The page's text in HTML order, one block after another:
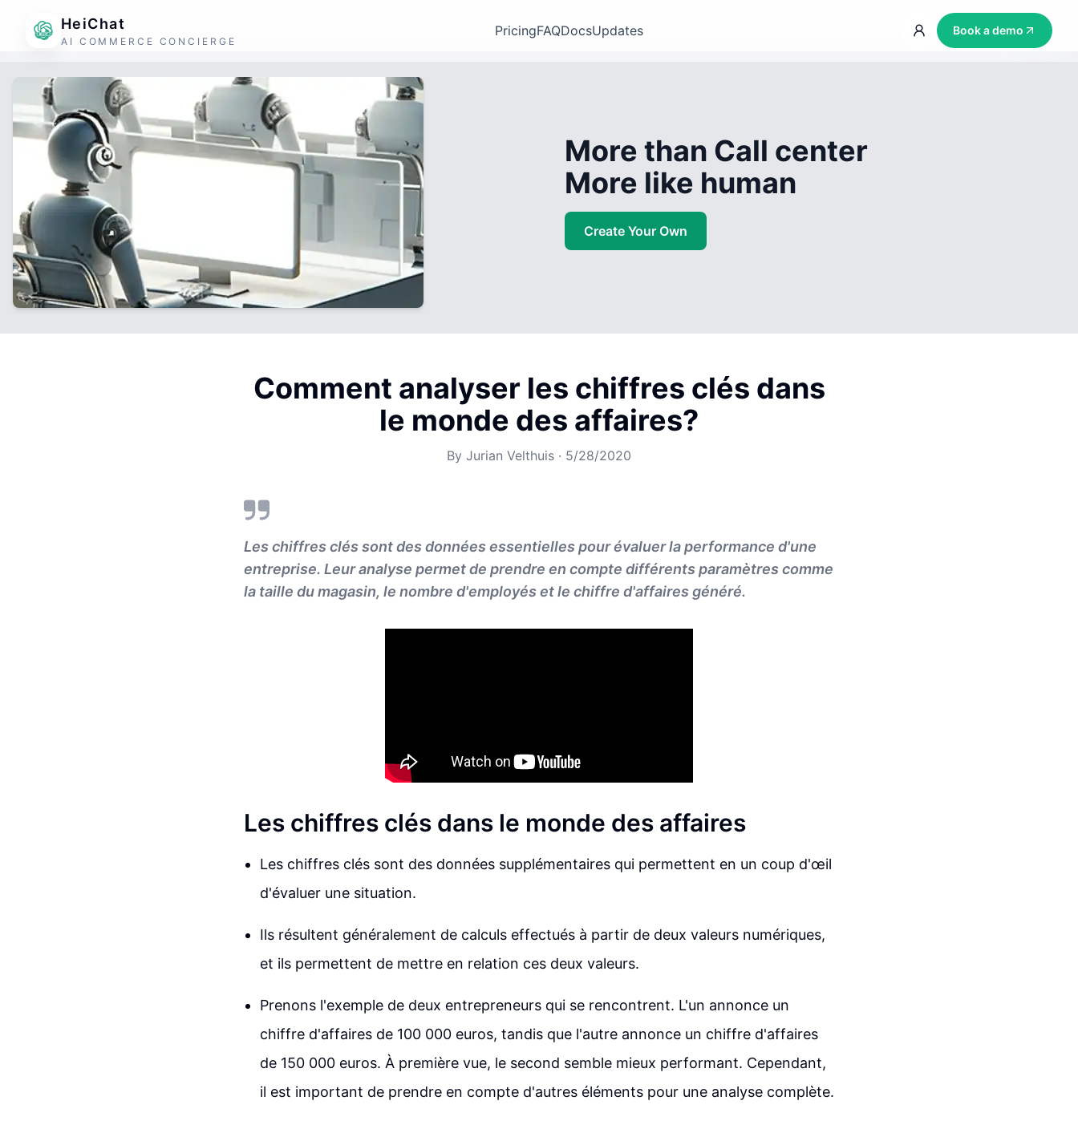
HeiChat
AI COMMERCE CONCIERGE
PricingFAQDocsUpdates Book a demo
More than Call center
More like human
Create Your Own
Comment analyser les chiffres clés dans
le monde des affaires?
By Jurian Velthuis · 5/28/2020
Les chiffres clés sont des données essentielles pour évaluer la performance d'une
entreprise. Leur analyse permet de prendre en compte différents paramètres comme
la taille du magasin, le nombre d'employés et le chiffre d'affaires généré.
Les chiffres clés dans le monde des affaires
Les chiffres clés sont des données supplémentaires qui permettent en un coup d'œil
d'évaluer une situation.
Ils résultent généralement de calculs effectués à partir de deux valeurs numériques,
et ils permettent de mettre en relation ces deux valeurs.
Prenons l'exemple de deux entrepreneurs qui se rencontrent. L'un annonce un
chiffre d'affaires de 100 000 euros, tandis que l'autre annonce un chiffre d'affaires
de 150 000 euros. À première vue, le second semble mieux performant. Cependant,
il est important de prendre en compte d'autres éléments pour une analyse complète.